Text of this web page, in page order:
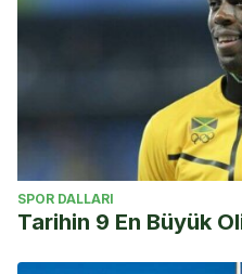
SPOR DALLARI
Tarihin 9 En Büyük